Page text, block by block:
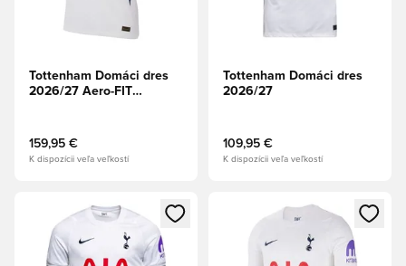
Tottenham Domáci dres
2026/27 Aero-FIT
159,95 €
K dispozícii veľa veľkostí
Tottenham Domáci dres
2026/27
109,95 €
K dispozícii veľa veľkostí
Otvorí modál na prihlásenie alebo registráciu ako člen
Otvorí modál na prihlásenie